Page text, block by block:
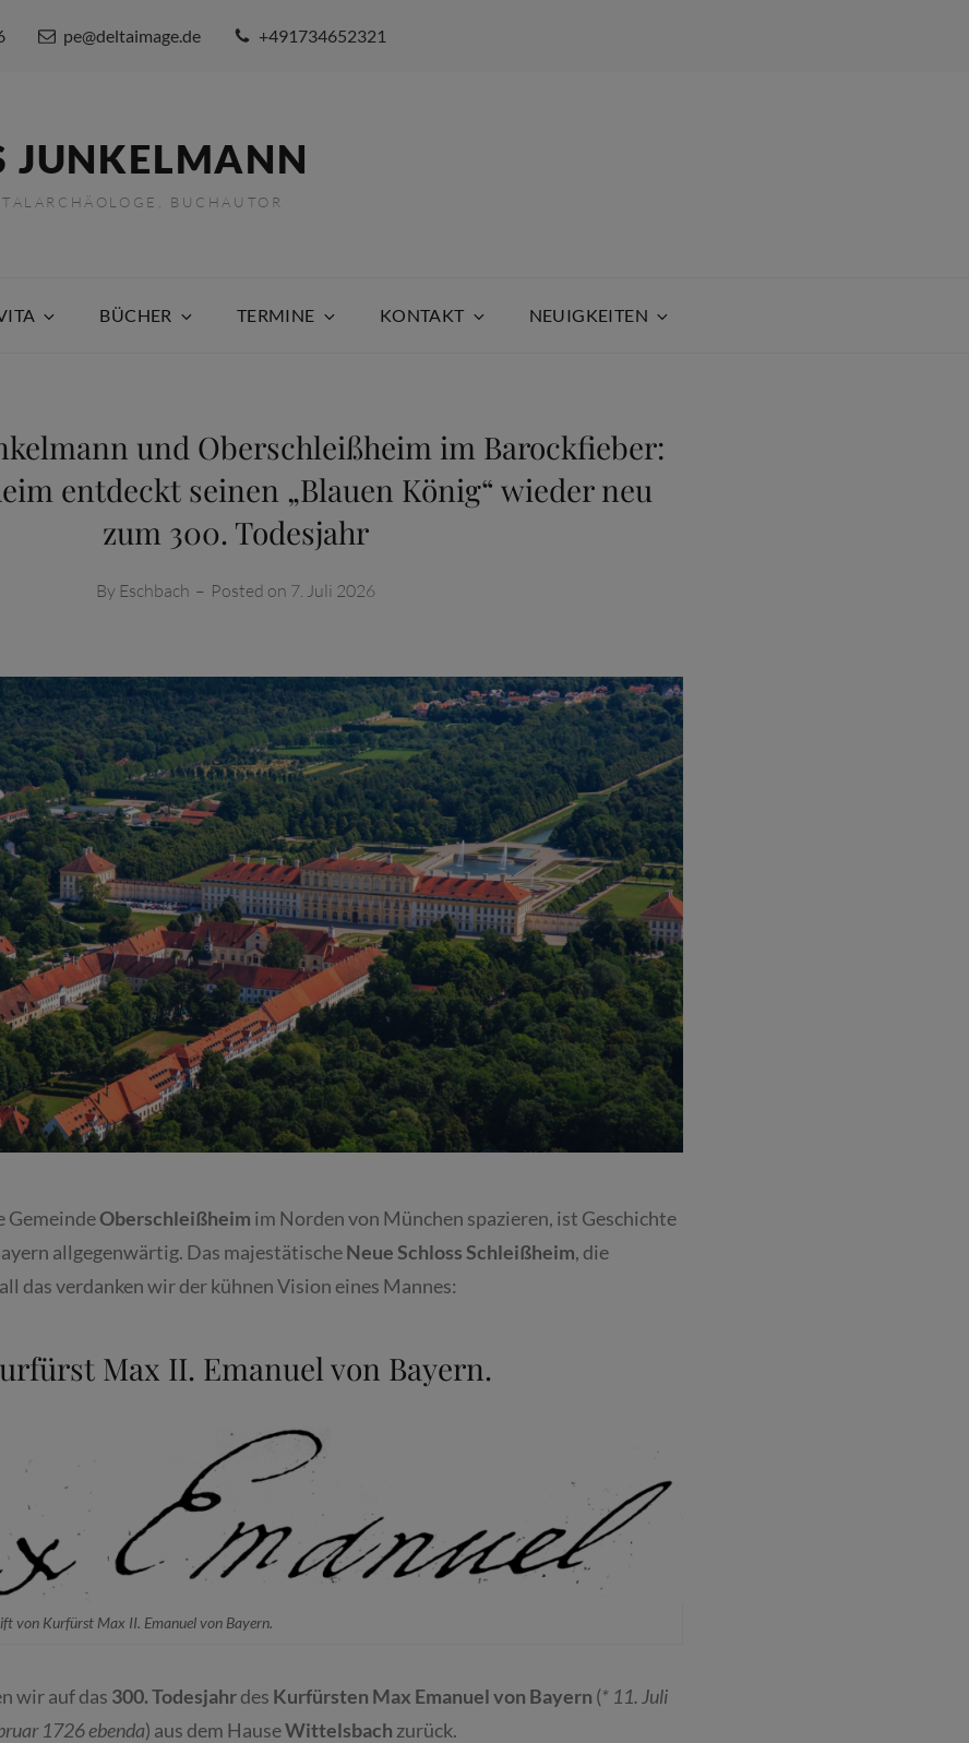
pe@deltaimage.de +491734652321
JUNKELMANN
BUCHAUTOR
BÜCHER TERMINE KONTAKT NEUIGKEITEN
und Oberschleißheim im Barockfieber:
entdeckt seinen „Blauen König“ wieder neu
zum 300. Todesjahr
By Eschbach – Posted on 7. Juli 2026
GemeindeOberschleißheim im Norden von München spazieren, ist Geschichte
allgegenwärtig. Das majestätischeNeue Schloss Schleißheim, die
das verdanken wir der kühnen Vision eines Mannes:
Max II. Emanuel von Bayern.
von Kurfürst Max II. Emanuel von Bayern.
wir auf das 300. Todesjahrdes Kurfürsten Max Emanuel von Bayern (* 11. Juli
1726 ebenda) aus dem HauseWittelsbach zurück.